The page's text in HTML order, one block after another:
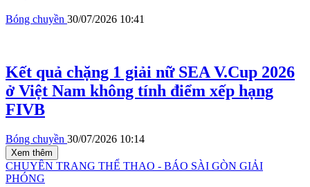
Bóng chuyền 30/07/2026 10:41
Kết quả chặng 1 giải nữ SEA V.Cup 2026
ở Việt Nam không tính điểm xếp hạng
FIVB
Bóng chuyền 30/07/2026 10:14
Xem thêm
CHUYÊN TRANG THỂ THAO - BÁO SÀI GÒN GIẢI
PHÓNG